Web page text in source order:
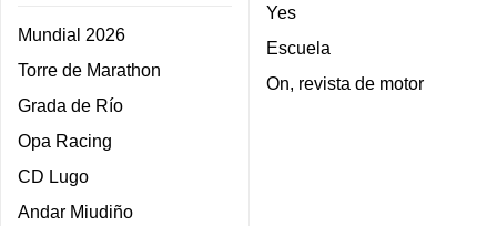
Mundial 2026
Torre de Marathon
Grada de Río
Opa Racing
CD Lugo
Andar Miudiño
Yes
Escuela
On, revista de motor